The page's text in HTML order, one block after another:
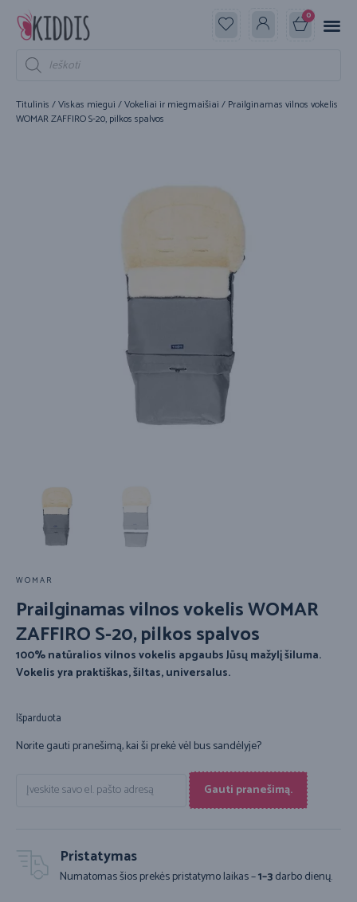
0
Titulinis /Viskas miegui /Vokeliai ir miegmaišiai / Prailginamas vilnos vokelis
WOMAR ZAFFIRO S-20, pilkos spalvos
WOMAR
Prailginamas vilnos vokelis WOMAR
ZAFFIRO S-20, pilkos spalvos
100% natūralios vilnos vokelis apgaubs Jūsų mažylį šiluma.
Vokelis yra praktiškas, šiltas, universalus.
Išparduota
Norite gauti pranešimą, kai ši prekė vėl bus sandėlyje?
Gauti pranešimą.
Pristatymas
Numatomas šios prekės pristatymo laikas –1–3darbo dienų.